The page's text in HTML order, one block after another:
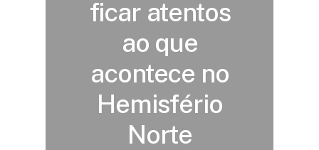
ficar atentos
ao que
acontece no
Hemisfério
Norte